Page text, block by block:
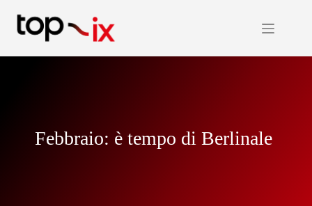
contenuto
Febbraio: è tempo di Berlinale